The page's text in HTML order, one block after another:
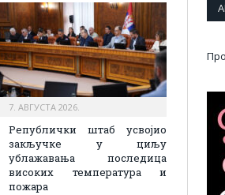
7. АВГУСТА 2026.
Републички штаб усвојио
закључке у циљу
ублажавања последица
високих температура и
пожара​